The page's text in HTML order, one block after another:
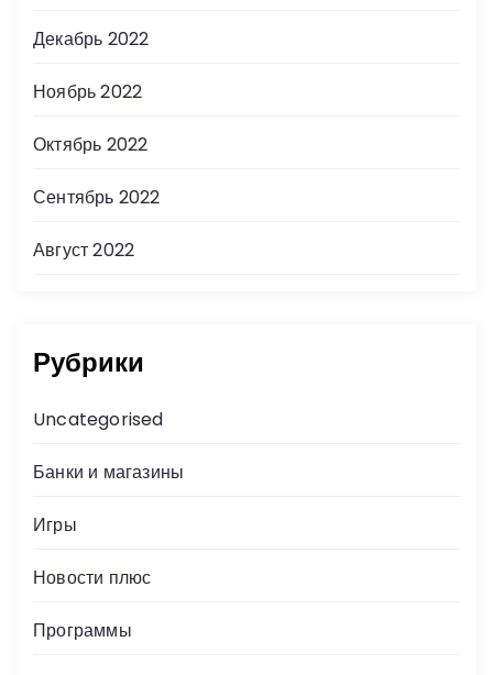
Декабрь 2022
Ноябрь 2022
Октябрь 2022
Сентябрь 2022
Август 2022
Рубрики
Uncategorised
Банки и магазины
Игры
Новости плюс
Программы